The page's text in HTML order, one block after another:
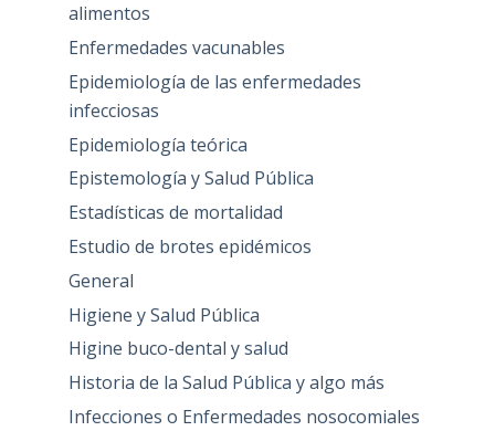
alimentos
Enfermedades vacunables
Epidemiología de las enfermedades
infecciosas
Epidemiología teórica
Epistemología y Salud Pública
Estadísticas de mortalidad
Estudio de brotes epidémicos
General
Higiene y Salud Pública
Higine buco-dental y salud
Historia de la Salud Pública y algo más
Infecciones o Enfermedades nosocomiales